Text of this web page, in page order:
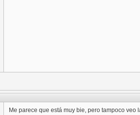
Me parece que está muy bie, pero tampoco veo